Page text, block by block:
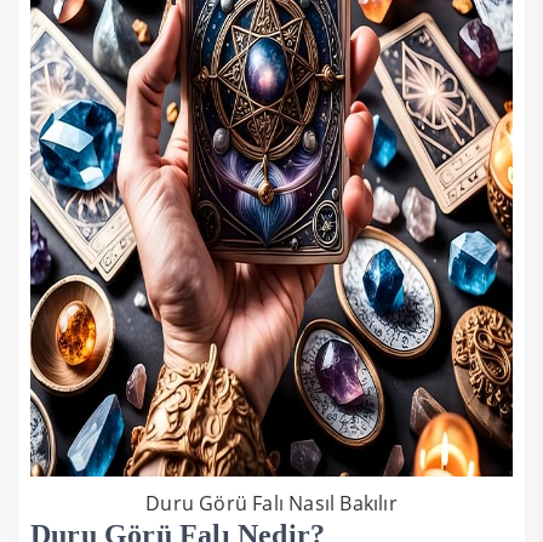
Duru Görü Falı Nasıl Bakılır
Duru Görü Falı Nedir?